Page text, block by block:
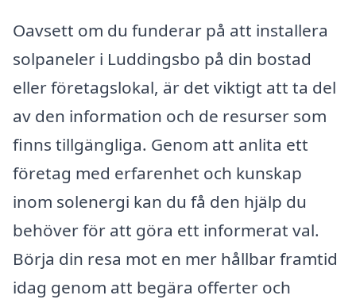
Oavsett om du funderar på att installera
solpaneler i Luddingsbo på din bostad
eller företagslokal, är det viktigt att ta del
av den information och de resurser som
finns tillgängliga. Genom att anlita ett
företag med erfarenhet och kunskap
inom solenergi kan du få den hjälp du
behöver för att göra ett informerat val.
Börja din resa mot en mer hållbar framtid
idag genom att begära offerter och